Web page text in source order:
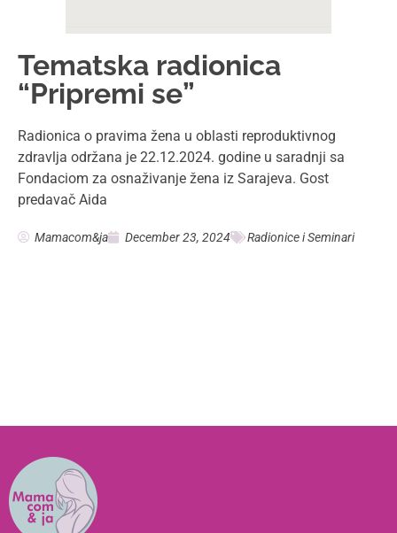
Tematska radionica
“Pripremi se”
Radionica o pravima žena u oblasti reproduktivnog
zdravlja održana je 22.12.2024. godine u saradnji sa
Fondaciom za osnaživanje žena iz Sarajeva. Gost
predavač Aida
Mamacom&ja December 23, 2024 Radionice i Seminari